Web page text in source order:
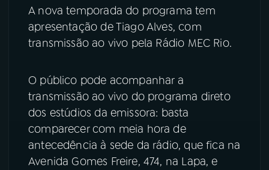
A nova temporada do programa tem
apresentação de Tiago Alves, com
transmissão ao vivo pela Rádio MEC Rio.
O público pode acompanhar a
transmissão ao vivo do programa direto
dos estúdios da emissora: basta
comparecer com meia hora de
antecedência à sede da rádio, que fica na
Avenida Gomes Freire, 474, na Lapa, e